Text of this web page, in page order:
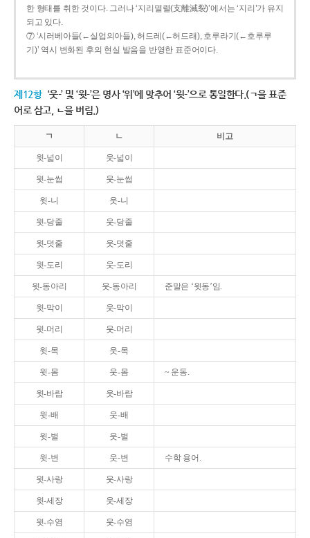
한 형태를 취한 것이다. 그러나 ‘지리멸렬(支離滅裂)’에서는 ‘지리’가 유지
되고 있다.
⑦ ‘시러베아들(←실업의아들), 허드레(←허드래), 호루라기(←호루루
기)’ 역시 변화된 후의 현실 발음을 반영한 표준어이다.
제12항 ‘웃-’ 및 ‘윗-’은 명사 ‘위’에 맞추어 ‘윗-’으로 통일한다.(ㄱ을 표준
어로 삼고, ㄴ을 버림.)
ㄱ ㄴ 비고
윗-넓이 웃-넓이
윗-눈썹 웃-눈썹
윗-니 웃-니
윗-당줄 웃-당줄
윗-덧줄 웃-덧줄
윗-도리 웃-도리
윗-동아리 웃-동아리 준말은 ‘윗동’임.
윗-막이 웃-막이
윗-머리 웃-머리
윗-목 웃-목
윗-몸 웃-몸 ~ 운동.
윗-바람 웃-바람
윗-배 웃-배
윗-벌 웃-벌
윗-변 웃-변 수학 용어.
윗-사랑 웃-사랑
윗-세장 웃-세장
윗-수염 웃-수염